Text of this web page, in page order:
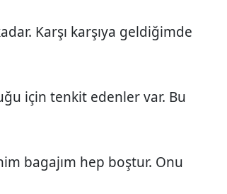
Karşı karşıya geldiğimde
için tenkit edenler var. Bu
bagajım hep boştur. Onu